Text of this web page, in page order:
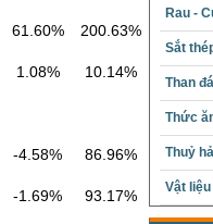
61.60% 200.63%
1.08% 10.14%
-4.58% 86.96%
-1.69% 93.17%
Rau -
Sắt
Than đá
Thức
Thuỷ
Vật